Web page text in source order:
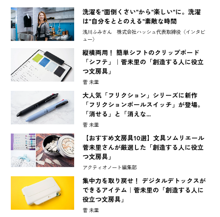
洗濯を"面倒くさい"から"楽しい"に。洗濯
は"自分をととのえる"素敵な時間
浅川ふみさん 株式会社ハッシュ代表取締役〈インタビ
ュー〉
縦横両用！ 簡単シフトのクリップボード
「シフテ」｜菅未里の「創造する人に役立
つ文房具」
菅 未里
大人気「フリクション」シリーズに新作
「フリクションボールスイッチ」が登場。
「消せる」と「消えな...
菅 未里
【おすすめ文房具10選】文具ソムリエール
菅未里さんが厳選した「創造する人に役立
つ文房具」
アクティオノート編集部
集中力を取り戻せ！ デジタルデトックスが
できるアイテム｜菅未里の「創造する人に
役立つ文房具」
菅 未里